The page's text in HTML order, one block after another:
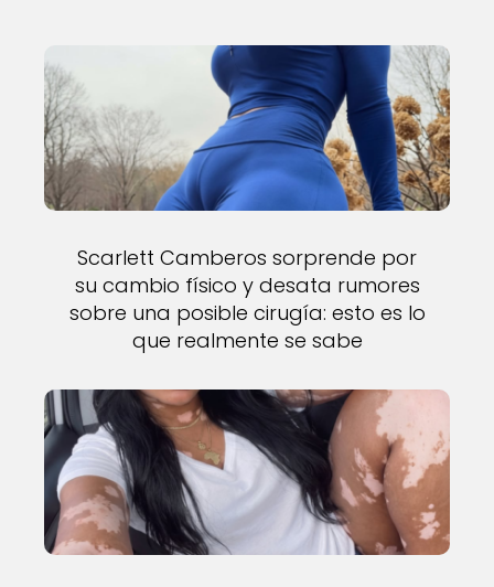
Scarlett Camberos sorprende por
su cambio físico y desata rumores
sobre una posible cirugía: esto es lo
que realmente se sabe